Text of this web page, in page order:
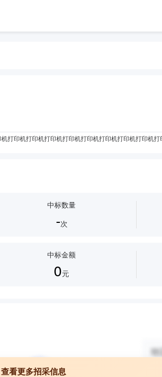
打印机打印机打印机打印机打印机打印机打印机打印机打
打印机打印机打印机打印机打印机打印机打印机打印机
打印机打印机打印机打印机打印机打印机打印机打印机
打印机打印机打印机打印机打印机 打印机打印机
中标数量
-次
中标金额
0元
看更多招采信息